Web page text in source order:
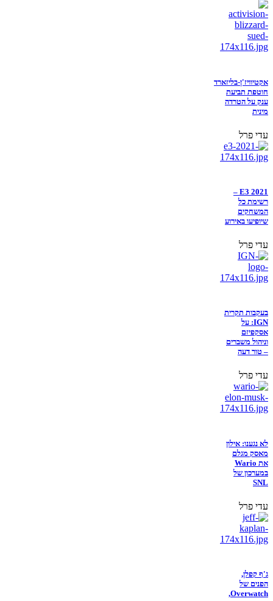
אקטיוויז'ן-בליזארד
חוטפת תביעת
ענק על הטרדה
מינית
עדי פרל
E3 2021 –
רשימת כל
המשחקים
שיופיעו באירוע
עדי פרל
בעקבות תקרית
IGN: על
אסקפיזם
וניהול משברים
– טור דעה
עדי פרל
לא נגענו: אילון
מאסק מגלם
את Wario
במערכון של
SNL
עדי פרל
ג'ף קפלן,
הפנים של
Overwatch,